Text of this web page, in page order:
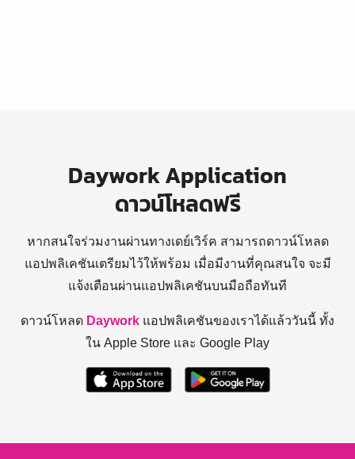
Daywork Application
ดาวน์โหลดฟรี
หากสนใจร่วมงานผ่านทางเดย์เวิร์ค สามารถดาวน์โหลด
แอปพลิเคชันเตรียมไว้ให้พร้อม เมื่อมีงานที่คุณสนใจ จะมี
แจ้งเตือนผ่านแอปพลิเคชันบนมือถือทันที
ดาวน์โหลด Daywork แอปพลิเคชันของเราได้แล้ววันนี้ ทั้ง
ใน Apple Store และ Google Play